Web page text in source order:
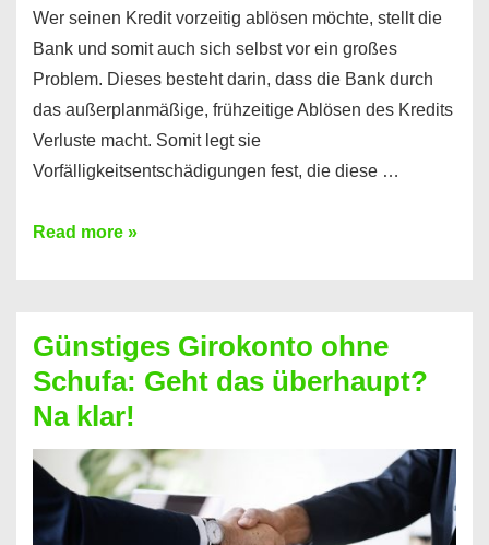
Wer seinen Kredit vorzeitig ablösen möchte, stellt die
Bank und somit auch sich selbst vor ein großes
Problem. Dieses besteht darin, dass die Bank durch
das außerplanmäßige, frühzeitige Ablösen des Kredits
Verluste macht. Somit legt sie
Vorfälligkeitsentschädigungen fest, die diese …
Kredit
dabei
profitieren
–
So
funktioniert’s
Read more »
Günstiges Girokonto ohne
Schufa: Geht das überhaupt?
Na klar!